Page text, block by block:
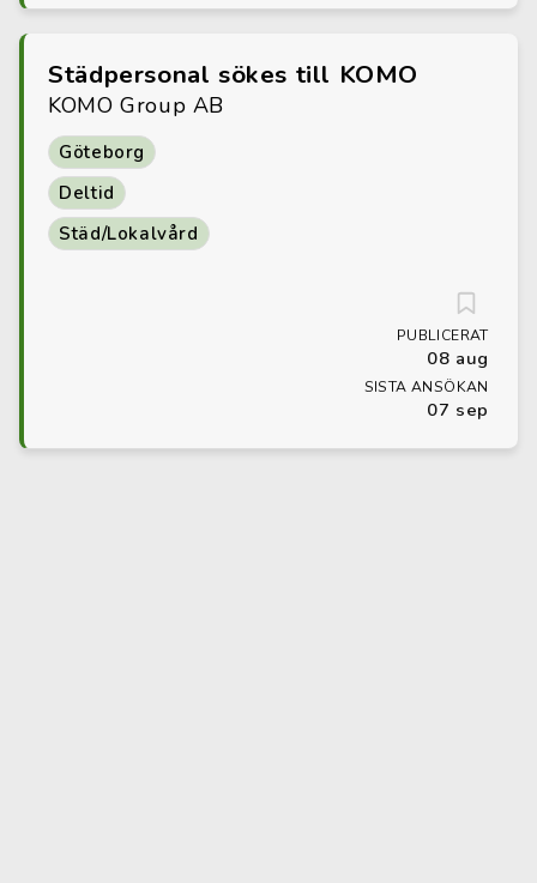
Städpersonal sökes till KOMO
KOMO Group AB
Göteborg
Deltid
Städ/Lokalvård
PUBLICERAT
08 aug
SISTA ANSÖKAN
07 sep